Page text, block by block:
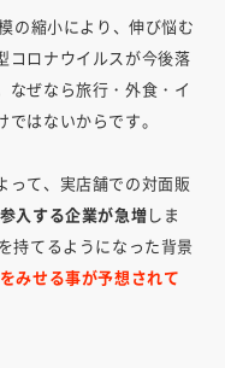
の縮小により、伸び悩む
コロナウイルスが今後落
なぜなら旅行・外食・イ
はないからです。
って、実店舗での対面販
入する企業が急増 しま
持てるようになった背景
みせる事が予想されて